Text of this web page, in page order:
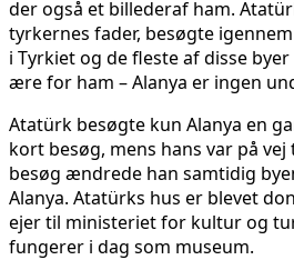
der også et billederaf ham.
tyrkernes fader, besøgte
i Tyrkiet og de fleste af disse
ære for ham – Alanya er ingen
Atatürk besøgte kun Alanya en
kort besøg, mens hans var på vej
besøg ændrede han samtidig
Alanya. Atatürks hus er blevet
ejer til ministeriet for kultur og
fungerer i dag som museum.